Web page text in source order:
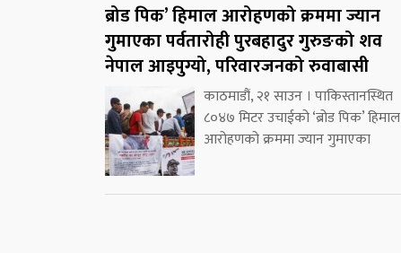
ब्रोड पिक’ हिमाल आरोहणको क्रममा ज्यान
गुमाएका पर्वतारोही पुरबहादुर गुरुङको शव
नेपाल आइपुग्यो, परिवारजनको रुवाबासी
काठमाडौं, २१ साउन । पाकिस्तानस्थित
८०४७ मिटर उचाईको ‘ब्रोड पिक’ हिमाल
आरोहणको क्रममा ज्यान गुमाएका